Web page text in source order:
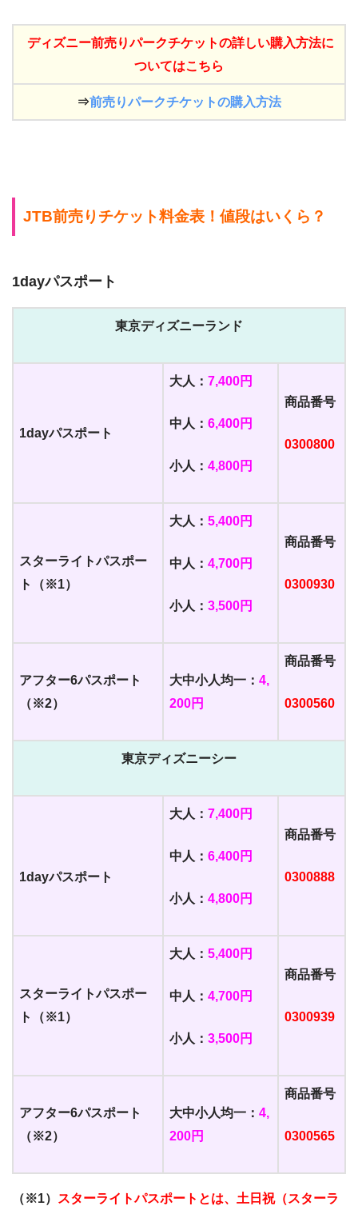
ディズニー前売りパークチケットの詳しい購入方法に
ついてはこちら
⇒前売りパークチケットの購入方法
JTB前売りチケット料金表！値段はいくら？
1dayパスポート
東京ディズニーランド
1dayパスポート
大人： 7,400円
中人： 6,400円
小人： 4,800円
商品番号
0300800
スターライトパスポー
ト（※1）
大人： 5,400円
中人： 4,700円
小人： 3,500円
商品番号
0300930
アフター6パスポート
（※2）
大中小人均一： 4,
200円
商品番号
0300560
東京ディズニーシー
1dayパスポート
大人： 7,400円
中人： 6,400円
小人： 4,800円
商品番号
0300888
スターライトパスポー
ト（※1）
大人： 5,400円
中人： 4,700円
小人： 3,500円
商品番号
0300939
アフター6パスポート
（※2）
大中小人均一： 4,
200円
商品番号
0300565
（※1）
スターライトパスポートとは、土日祝（スターラ